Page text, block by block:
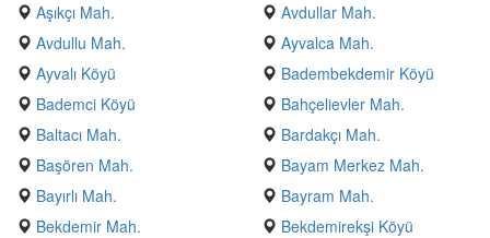
Aşıkçı Mah.
Avdullar Mah.
Avdullu Mah.
Ayvalca Mah.
Ayvalı Köyü
Badembekdemir Köyü
Bademci Köyü
Bahçelievler Mah.
Baltacı Mah.
Bardakçı Mah.
Başören Mah.
Bayam Merkez Mah.
Bayırlı Mah.
Bayram Mah.
Bekdemir Mah.
Bekdemirekşi Köyü